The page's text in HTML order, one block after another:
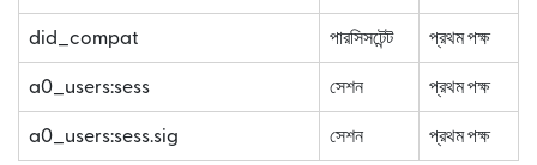
did_compat পারসিসটেন্ট প্রথম পক্ষ
a0_users:sess সেশন প্রথম পক্ষ
a0_users:sess.sig সেশন প্রথম পক্ষ